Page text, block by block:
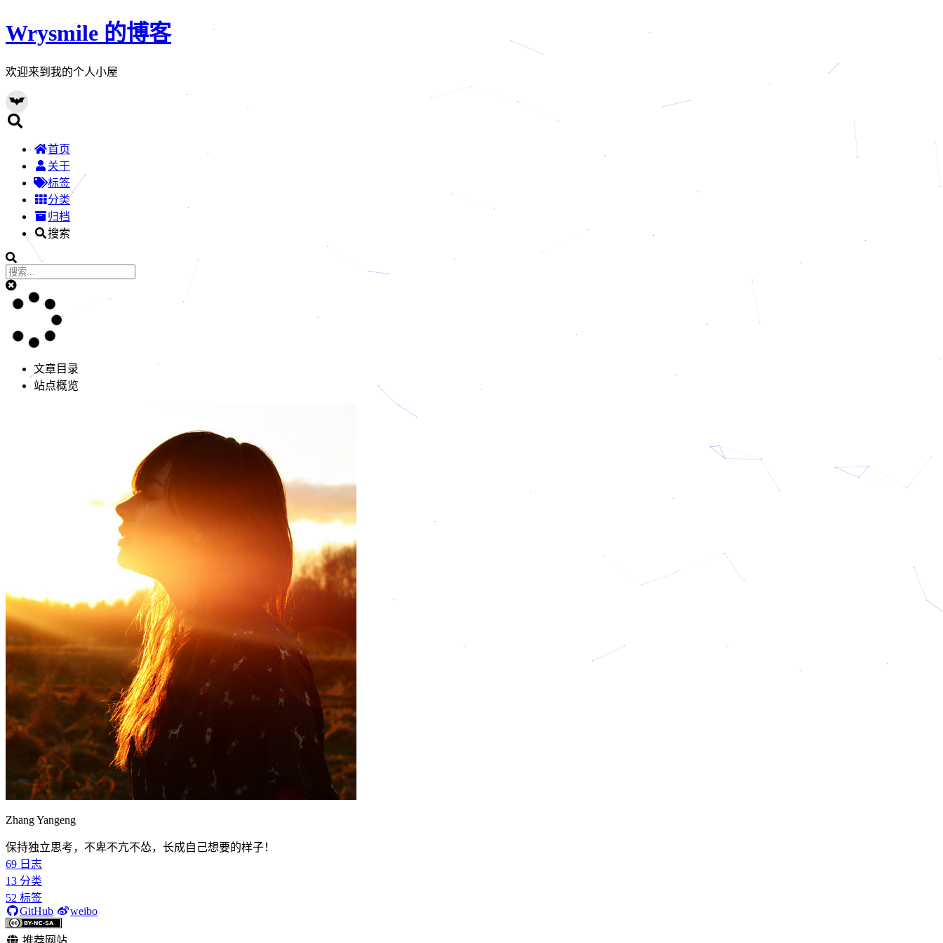
Wrysmile 的博客
欢迎来到我的个人小屋
首页
关于
标签
分类
归档
搜索
文章目录
站点概览
Zhang Yangeng
保持独立思考，不卑不亢不怂，长成自己想要的样子！
69 日志
13 分类
52 标签
GitHub
weibo
推荐网站